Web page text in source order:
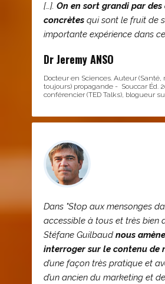
[…]. On en sort grandi par
concrètes qui sont le fruit de
importante expérience dans
Dr Jeremy ANSO
Docteur en Sciences. Auteur (Santé,
toujours) propagande - Souccar Éd.
conférencier (TED Talks), blogueur
Dans "Stop aux mensonges
accessible à tous et très bien
Stéfane Guilbaud nous
interroger sur le contenu de
d’une façon très pratique et
d’un ancien du marketing et